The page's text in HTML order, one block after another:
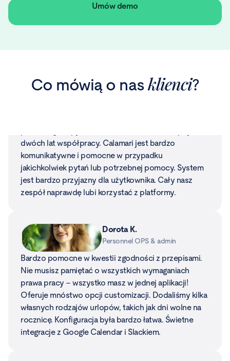
Umów demo
Co mówią o nasklienci?
Director of Finance and
dwóch lat współpracy. Calamari jest bardzo
komunikatywne i pomocne w przypadku
jakichkolwiek pytań lub potrzebnej pomocy. System
jest bardzo przyjazny dla użytkownika. Cały nasz
zespół naprawdę lubi korzystać z platformy.
Personnel OPS & admin
Bardzo pomocne w kwestii zgodności z przepisami.
Nie musisz pamiętać o wszystkich wymaganiach
prawa pracy – wszystko masz w jednej aplikacji!
Oferuje mnóstwo opcji customizacji. Dodaliśmy kilka
własnych rodzajów urlopów, takich jak dni wolne na
rocznicę. Konfiguracja była bardzo łatwa. Świetne
integracje z Google Calendar i Slackiem.